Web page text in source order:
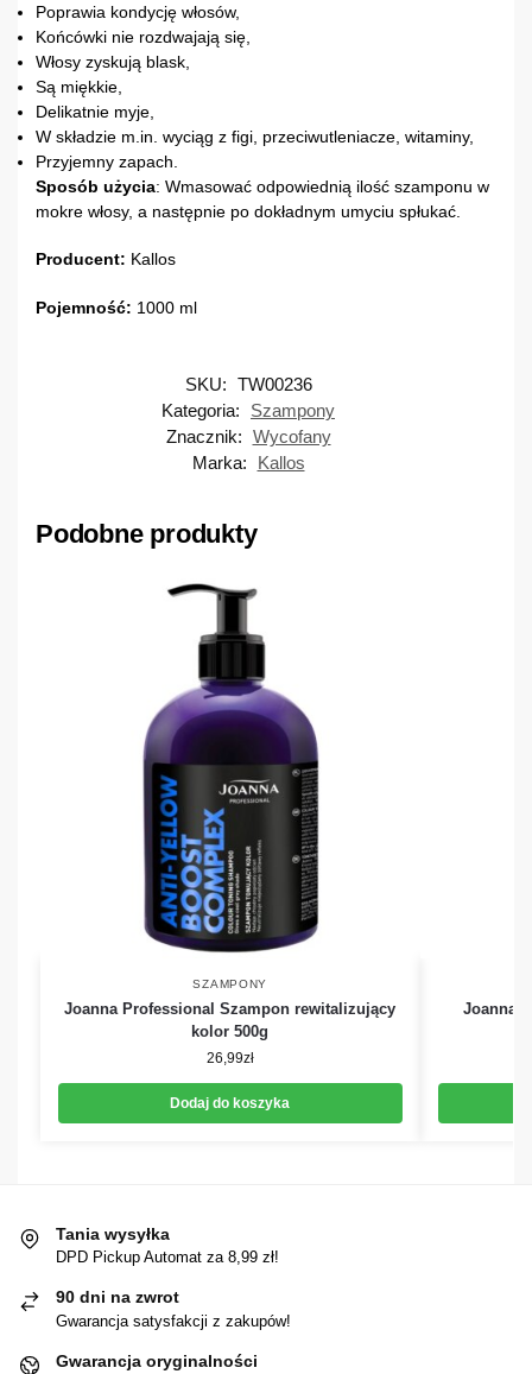
Poprawia kondycję włosów,
Końcówki nie rozdwajają się,
Włosy zyskują blask,
Są miękkie,
Delikatnie myje,
W składzie m.in. wyciąg z figi, przeciwutleniacze, witaminy,
Przyjemny zapach.
Sposób użycia: Wmasować odpowiednią ilość szamponu w
mokre włosy, a następnie po dokładnym umyciu spłukać.
Producent: Kallos
Pojemność: 1000 ml
SKU: TW00236
Kategoria:
Szampony
Znacznik: Wycofany
Marka:
Kallos
Podobne produkty
SZAMPONY
Joanna Professional Szampon rewitalizujący
kolor 500g
26,99zł
Dodaj do koszyka
Joanna
Tania wysyłka
DPD Pickup Automat za 8,99 zł!
90 dni na zwrot
Gwarancja satysfakcji z zakupów!
Gwarancja oryginalności